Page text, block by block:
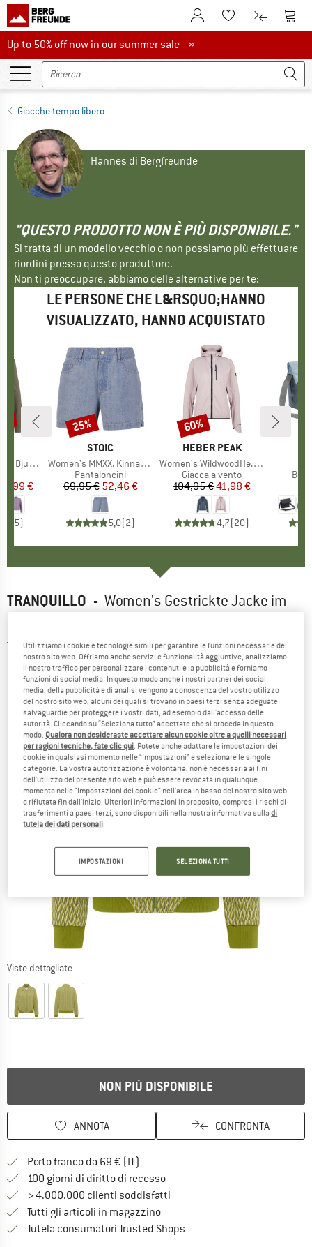
Al conto clienteAlla lista
Al Al
Up to 50% off now in our summer sale
Up to 50% off now in our summer sale »
Giacche tempo libero
Hannes di Bergfreunde
"QUESTO PRODOTTO NON È PIÙ DISPONIBILE."
Si tratta di un modello vecchio o non possiamo più effettuare
riordini presso questo produttore.
Non ti preoccupare, abbiamo delle alternative per te:
LE PERSONE CHE L&RSQUO;HANNO
VISUALIZZATO, HANNO ACQUISTATO
L/S Blouse
ridotto
€
5)
MARCHIO
STOIC
Articolo
Women's MMXX. Kinna Jeans Shorts
Gruppo di prodotti
Pantaloncini
Prezzo
69,95 € Prezzo ridotto
52,46 €
5,0(2)
Sconto
25%
MARCHIO
HEBER PEAK
Articolo
Women's WildwoodHe. Wind Jacket
Gruppo di prodotti
Giacca a vento
Prezzo
104,95 €Prezzo ridotto
41,98 €
4,7(20)
Sconto
60%
TRANQUILLO - Women's Gestrickte Jacke im
5,0(2)
Viste dettagliate
NON PIÙ DISPONIBILE
ANNOTA CONFRONTA
Porto franco da 69 € (IT)
100 giorni di diritto di recessoVai alla politica di recesso qui
> 4.000.000 clienti soddisfatti
Tutti gli articoli in magazzino
Tutela consumatori Trusted Shops
Utilizziamo i cookie e tecnologie simili per garantire le funzioni necessarie del
nostro sito web. Offriamo anche servizi e funzionalità aggiuntive, analizziamo
il nostro traffico per personalizzare i contenuti e la pubblicità e forniamo
funzioni di social media. In questo modo anche i nostri partner dei social
media, della pubblicità e di analisi vengono a conoscenza del vostro utilizzo
del nostro sito web; alcuni dei quali si trovano in paesi terzi senza adeguate
salvaguardie per proteggere i vostri dati, ad esempio dall'accesso delle
autorità. Cliccando su “Seleziona tutto” accettate che si proceda in questo
modo. Qualora non desideraste accettare alcun cookie oltre a quelli necessari
per ragioni tecniche, fate clic qui. Potete anche adattare le impostazioni dei
cookie in qualsiasi momento nelle “Impostazioni” e selezionare le singole
categorie. La vostra autorizzazione è volontaria, non è necessaria ai fini
dell'utilizzo del presente sito web e può essere revocata in qualunque
momento nelle "Impostazioni dei cookie" nell'area in basso del nostro sito web
o rifiutata fin dall'inizio. Ulteriori informazioni in proposito, compresi i rischi di
trasferimenti a paesi terzi, sono disponibili nella nostra informativa sulladi
tutela dei dati personali.
IMPOSTAZIONI SELEZIONA TUTTI